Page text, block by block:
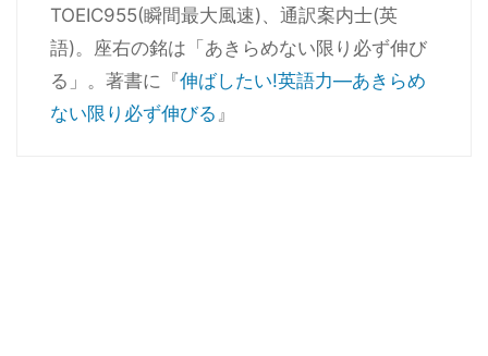
TOEIC955(瞬間最大風速)、通訳案内士(英
語)。座右の銘は「あきらめない限り必ず伸び
る」。著書に『伸ばしたい!英語力―あきらめ
ない限り必ず伸びる 』